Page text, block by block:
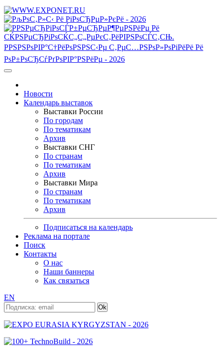
Новости
Календарь выставок
Выставки России
По городам
По тематикам
Архив
Выставки СНГ
По странам
По тематикам
Архив
Выставки Мира
По странам
По тематикам
Архив
Подписаться на календарь
Реклама на портале
Поиск
Контакты
О нас
Наши баннеры
Как связаться
EN